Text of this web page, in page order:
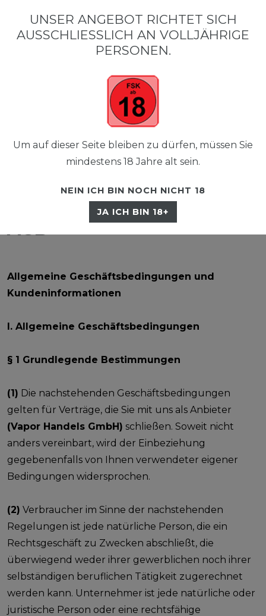
AGB
Allgemeine Geschäftsbedingungen und
Kundeninformationen
I. Allgemeine Geschäftsbedingungen
§ 1 Grundlegende Bestimmungen
(1) Die nachstehenden Geschäftsbedingungen
gelten für Verträge, die Sie mit uns als Anbieter
(Vapor Handels GmbH) schließen. Soweit nicht
anders vereinbart, wird der Einbeziehung
gegebenenfalls von Ihnen verwendeter eigener
Bedingungen widersprochen.
(2) Verbraucher im Sinne der nachstehenden
Regelungen ist jede natürliche Person, die ein
Rechtsgeschäft zu Zwecken abschließt, die
überwiegend weder ihrer gewerblichen noch ihrer
selbständigen beruflichen Tätigkeit zugerechnet
werden kann. Unternehmer ist jede natürliche oder
juristische Person oder eine rechtsfähige
UNSER ANGEBOT RICHTET SICH
AUSSCHLIESSLICH AN VOLLJÄHRIGE P
ERSONEN.
Um auf dieser Seite bleiben zu dürfen, müssen Sie
mindestens 18 Jahre alt sein.
NEIN ICH BIN NOCH NICHT 18
JA ICH BIN 18+